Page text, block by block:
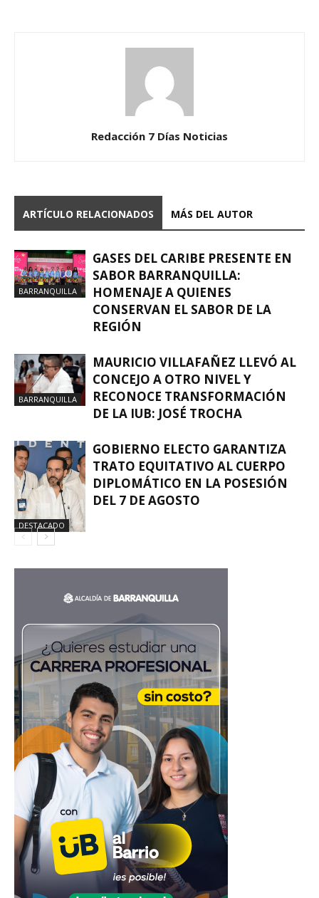
Redacción 7 Días Noticias
ARTÍCULO RELACIONADOS MÁS DEL AUTOR
BARRANQUILLA
GASES DEL CARIBE PRESENTE EN
SABOR BARRANQUILLA:
HOMENAJE A QUIENES
CONSERVAN EL SABOR DE LA
REGIÓN
BARRANQUILLA
MAURICIO VILLAFAÑEZ LLEVÓ AL
CONCEJO A OTRO NIVEL Y
RECONOCE TRANSFORMACIÓN
DE LA IUB: JOSÉ TROCHA
DESTACADO
GOBIERNO ELECTO GARANTIZA
TRATO EQUITATIVO AL CUERPO
DIPLOMÁTICO EN LA POSESIÓN
DEL 7 DE AGOSTO